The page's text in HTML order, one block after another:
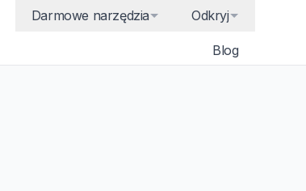
Darmowe narzędzia Odkryj
Blog